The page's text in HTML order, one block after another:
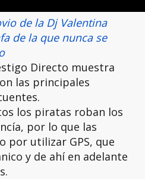
de la Dj Valentina
de la que nunca se
Directo muestra
las principales
los piratas roban los
por lo que las
por utilizar GPS, que
y de ahí en adelante